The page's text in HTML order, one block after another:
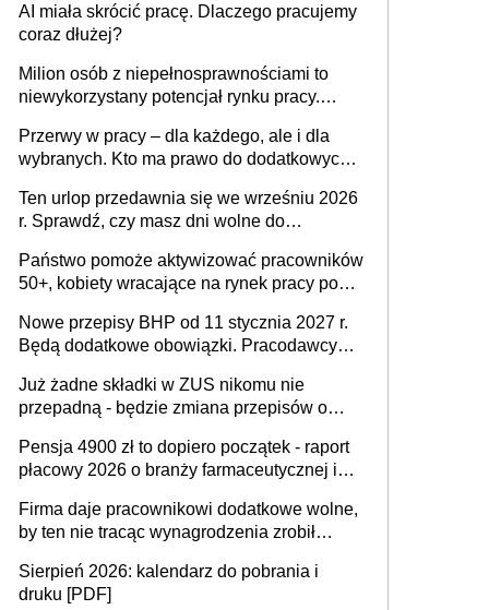
Ustaw
AI miała skrócić pracę. Dlaczego pracujemy
coraz dłużej?
Milion osób z niepełnosprawnościami to
niewykorzystany potencjał rynku pracy.
dofinansowań czy refundacji, ale bariery po
stronie systemu i świadomości
pracodawców [WYWIAD]
Przerwy w pracy – dla każdego, ale i dla
wybranych. Kto ma prawo do dodatkowych
Ten urlop przedawnia się we wrześniu 2026
r. Sprawdź, czy masz dni wolne do
Państwo pomoże aktywizować pracowników
50+, kobiety wracające na rynek pracy po
osoby neuroatypowe. Powstanie Fundusz
na rzecz Inkluzywności w Zatrudnianiu?
Nowe przepisy BHP od 11 stycznia 2027 r.
Będą dodatkowe obowiązki. Pracodawcy
Już żadne składki w ZUS nikomu nie
przepadną - będzie zmiana przepisów o
ubezpieczeniom społecznym
Pensja 4900 zł to dopiero początek - raport
płacowy 2026 o branży farmaceutycznej i
Firma daje pracownikowi dodatkowe wolne,
by ten nie tracąc wynagrodzenia zrobił
sprawdza
Sierpień 2026: kalendarz do pobrania i
druku [PDF]